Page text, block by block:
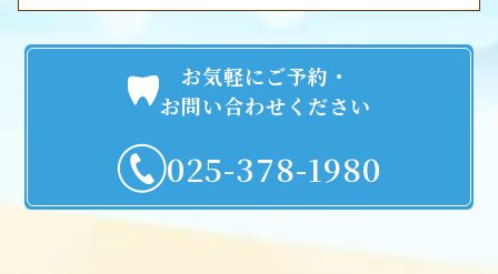
お気軽にご予約・
お問い合わせください
025-378-1980